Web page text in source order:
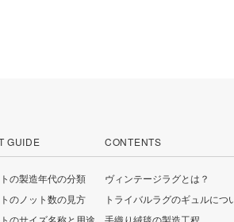
GUIDE
の製造年代の分類
のノット数の見方
のサイズ名称と用途
CONTENTS
ヴィンテージラグとは？
トライバルラグのギュルにつ
手織り絨毯の製造工程